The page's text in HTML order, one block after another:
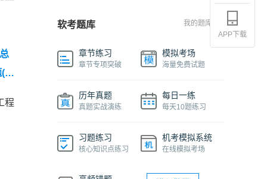
考
程
软考各科目自学必备学习包
2027年信息系统项目管理师精
品班
费课程
机考系统操作流程及画图讲解
软考题库 我的题库
章节练习
章节专项突破
模拟考场
海量免费试题
历年真题
真题实战演练
每日一练
每天10题练习
习题练习
核心知识点练习
机考模拟系统
在线模拟考场
APP下载